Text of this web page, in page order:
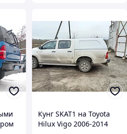
Кунг SKAT1 на Toyota
Hilux Vigo 2006-2014